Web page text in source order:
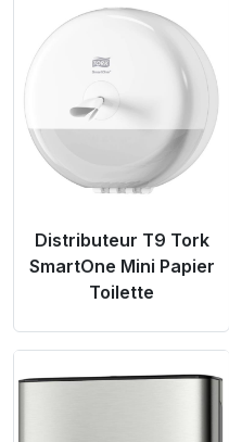
Product Link
Distributeur T9 Tork
SmartOne Mini Papier
Toilette
Product Link